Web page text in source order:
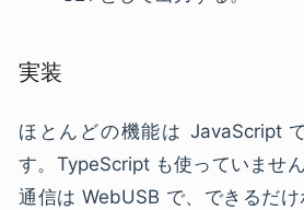
実装
ほとんどの機能は JavaScript
す。TypeScript も使っていませ
通信は WebUSB で、できるだ